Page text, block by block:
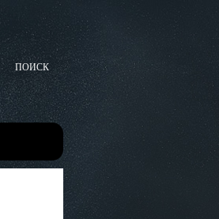
ПОИСК